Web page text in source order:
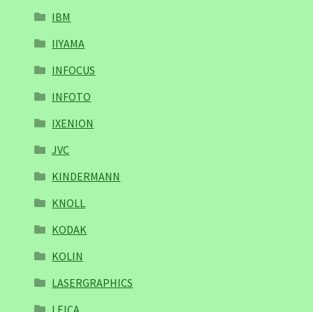
IBM
IIYAMA
INFOCUS
INFOTO
IXENION
JVC
KINDERMANN
KNOLL
KODAK
KOLIN
LASERGRAPHICS